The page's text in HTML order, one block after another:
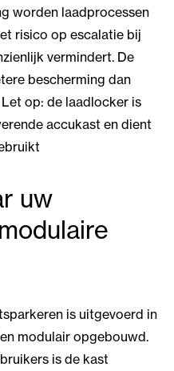
worden laadprocessen
risico op escalatie bij
vermindert. De
bescherming dan
op: de laadlocker is
accukast en dient
uw
is uitgevoerd in
modulair opgebouwd.
is de kast